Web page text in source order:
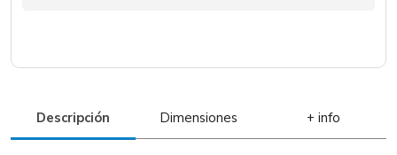
Descripción Dimensiones + info